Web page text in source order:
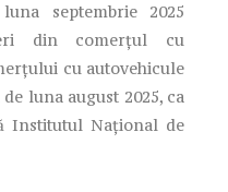
septembrie 2025
din comerţul cu
cu autovehicule
luna august 2025, ca
Institutul Național de